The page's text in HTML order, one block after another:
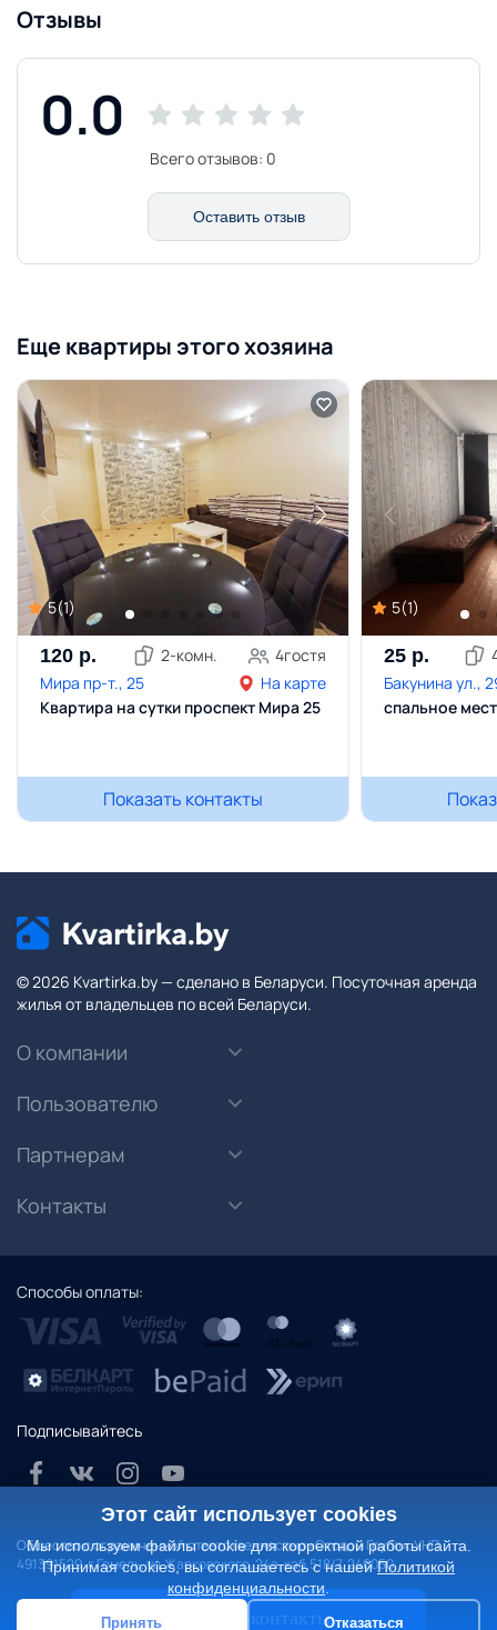
Показать контакты
Отзывы
0.0
Всего отзывов: 0
Оставить отзыв
Еще квартиры этого хозяина
5(1)
120 р. 2-комн. 4гостя
Мира пр-т., 25
На карте
Квартира на сутки проспект Мира 25
Показать контакты
5(1)
25 р.
Бакунина ул.,
спальное
© 2026 Kvartirka.by — сделано в Беларуси. Посуточная аренда
жилья от владельцев по всей Беларуси.
О компании
Пользователю
Партнерам
Контакты
Способы оплаты:
Подписывайтесь
Общество с ограниченной ответственностью «Отодом Групп», УНП
491391529. г.Гомель, ул.Жарковского, 24а, каб.518/7, 246050
Политика конфиденциальности
Согласие на обработку персональных данных
Этот сайт использует cookies
Мы используем файлы cookie для корректной работы сайта.
Принимая cookies, вы соглашаетесь с нашейПолитикой
конфиденциальности.
Принять Отказаться